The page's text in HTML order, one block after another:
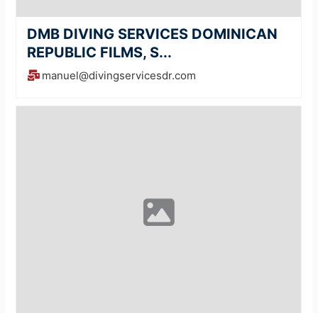
DMB DIVING SERVICES DOMINICAN
REPUBLIC FILMS, S...
manuel@divingservicesdr.com